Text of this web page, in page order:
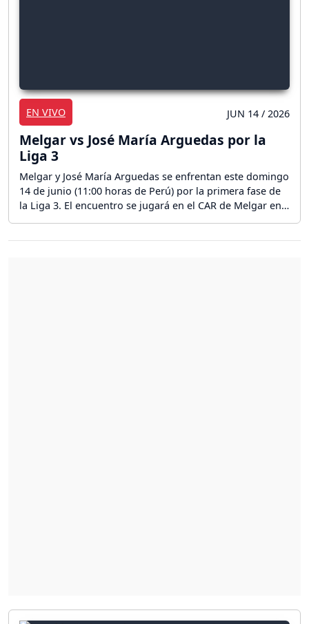
EN VIVO JUN 14 / 2026
Melgar vs José María Arguedas por la
Liga 3
Melgar y José María Arguedas se enfrentan este domingo
14 de junio (11:00 horas de Perú) por la primera fase de
la Liga 3. El encuentro se jugará en el CAR de Melgar en
Arequipa ¡Sigue el partido en directo!